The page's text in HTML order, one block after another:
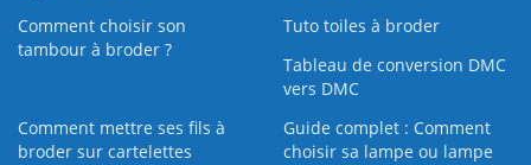
Comment choisir son
tambour à broder ?
Tuto toiles à broder
Tableau de conversion DMC
vers DMC
Comment mettre ses fils à
broder sur cartelettes
Guide complet : Comment
choisir sa lampe ou lampe